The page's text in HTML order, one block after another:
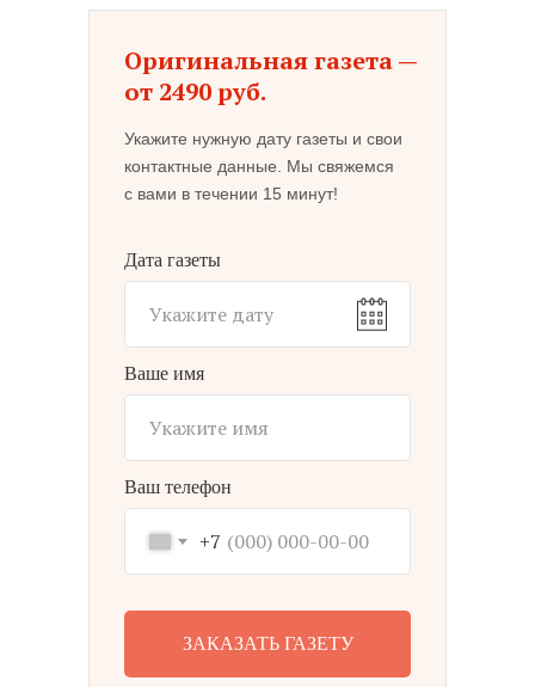
Оригинальная газета —
от 2490 руб.
Укажите нужную дату газеты и свои
контактные данные. Мы свяжемся
с вами в течении 15 минут!
Дата газеты
Ваше имя
Ваш телефон
+7
ЗАКАЗАТЬ ГАЗЕТУ